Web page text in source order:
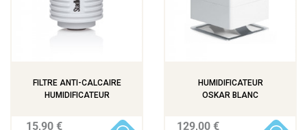
FILTRE ANTI-CALCAIRE
HUMIDIFICATEUR
15,90 €
HUMIDIFICATEUR
OSKAR BLANC
129,00 €